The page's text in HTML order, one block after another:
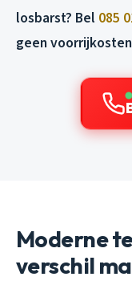
losbarst? Bel 085
geen
Moderne
verschil